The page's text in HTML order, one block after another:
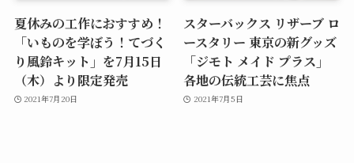
夏休みの工作におすすめ！
「いものを学ぼう！てづく
り風鈴キット」を7月15日
（木）より限定発売
2021年7月20日
スターバックス リザーブ ロ
ースタリー 東京の新グッズ
「ジモト メイド プラス」
各地の伝統工芸に焦点
2021年7月5日